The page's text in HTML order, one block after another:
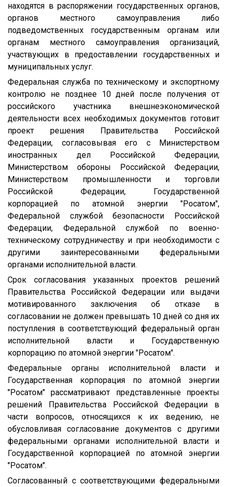
находятся в распоряжении государственных органов,
органов местного самоуправления либо
подведомственных государственным органам или
органам местного самоуправления организаций,
участвующих в предоставлении государственных и
муниципальных услуг.
Федеральная служба по техническому и экспортному
контролю не позднее 10 дней после получения от
российского участника внешнеэкономической
деятельности всех необходимых документов готовит
проект решения Правительства Российской
Федерации, согласовывая его с Министерством
иностранных дел Российской Федерации,
Министерством обороны Российской Федерации,
Министерством промышленности и торговли
Российской Федерации, Государственной
корпорацией по атомной энергии "Росатом",
Федеральной службой безопасности Российской
Федерации, Федеральной службой по военно-
техническому сотрудничеству и при необходимости с
другими заинтересованными федеральными
органами исполнительной власти.
Срок согласования указанных проектов решений
Правительства Российской Федерации или выдачи
мотивированного заключения об отказе в
согласовании не должен превышать 10 дней со дня их
поступления в соответствующий федеральный орган
исполнительной власти и Государственную
корпорацию по атомной энергии "Росатом".
Федеральные органы исполнительной власти и
Государственная корпорация по атомной энергии
"Росатом" рассматривают представленные проекты
решений Правительства Российской Федерации в
части вопросов, относящихся к их ведению, не
обусловливая согласование документов с другими
федеральными органами исполнительной власти и
Государственной корпорацией по атомной энергии
"Росатом".
Согласованный с соответствующими федеральными